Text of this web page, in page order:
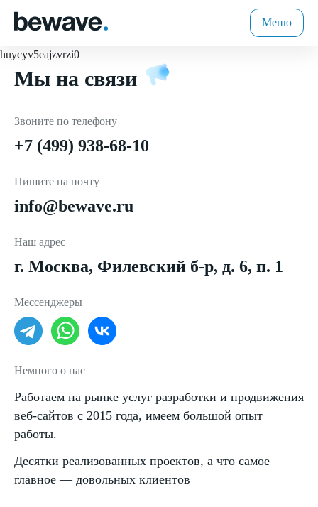
Меню
huycyv5eajzvrzi0
Мы на связи
Звоните по телефону
+7 (499) 938-68-10
Пишите на почту
info@bewave.ru
Наш адрес
г. Москва, Филевский б-р, д. 6, п. 1
Мессенджеры
Немного о нас
Работаем на рынке услуг разработки и продвижения
веб-сайтов с 2015 года, имеем большой опыт
работы.
Десятки реализованных проектов, а что самое
главное — довольных клиентов